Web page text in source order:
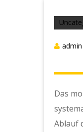
admin
Das
Ablauf